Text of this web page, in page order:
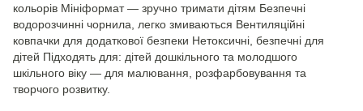
кольорів Мініформат — зручно тримати дітям Безпечні
водорозчинні чорнила, легко змиваються Вентиляційні
ковпачки для додаткової безпеки Нетоксичні, безпечні для
дітей Підходять для: дітей дошкільного та молодшого
шкільного віку — для малювання, розфарбовування та
творчого розвитку.